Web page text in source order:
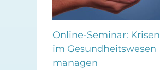
Online-Seminar: Krisen
im Gesundheitswesen
managen